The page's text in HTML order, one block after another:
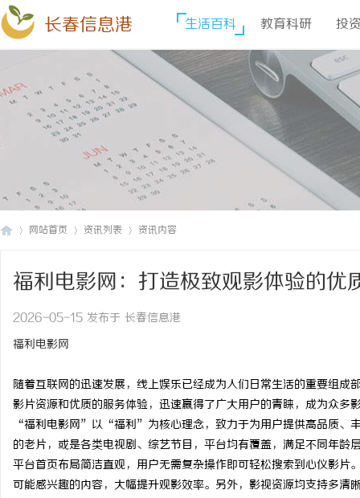
长春信息港 生活百科 教育科研 投
网站首页 资讯列表 资讯内容
福利电影网：打造极致观影体验的优
2026-05-15 发布于 长春信息港
福利电影网
随着互联网的迅速发展，线上娱乐已经成为人们日常生活的重要组
影片资源和优质的服务体验，迅速赢得了广大用户的青睐，成为众多
“福利电影网”以“福利”为核心理念，致力于为用户提供高品质、
的老片，或是各类电视剧、综艺节目，平台均有覆盖，满足不同年龄
平台首页布局简洁直观，用户无需复杂操作即可轻松搜索到心仪影
可能感兴趣的内容，大幅提升观影效率。另外，影视资源均支持多